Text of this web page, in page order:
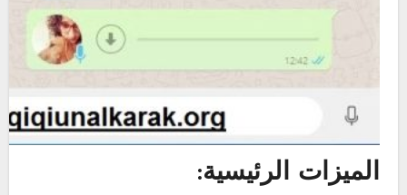
الميزات الرئيسية: